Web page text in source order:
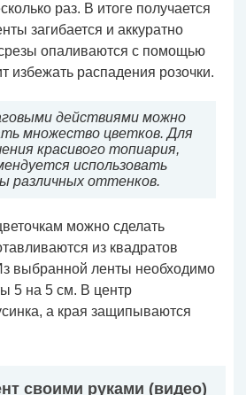
раз. В итоге получается
загибается и аккуратно
опаливаются с помощью
избежать распадения розочки.
действиями можно
множество цветков. Для
красивого топиария,
использовать
различных оттенков.
можно сделать
из квадратов
выбранной ленты необходимо
5 на 5 см. В центр
а края защипываются
своими руками (видео)